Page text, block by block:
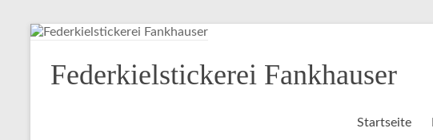
Federkielstickerei Fankhauser
Startseite